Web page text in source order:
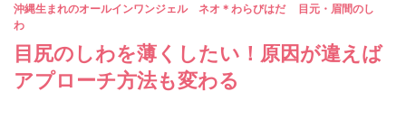
沖縄生まれのオールインワンジェル ネオ＊わらびはだ
目元・眉間のし
わ
目尻のしわを薄くしたい！原因が違えば
アプローチ方法も変わる